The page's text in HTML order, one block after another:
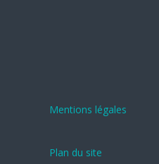
Mentions légales
Plan du site